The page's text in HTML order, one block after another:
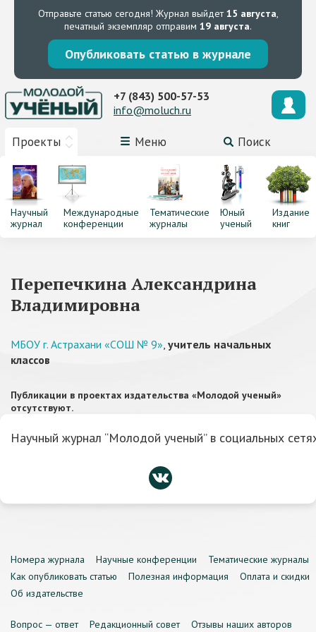
Отправьте статью сегодня! Журнал выйдет15 августа,
печатный экземпляр отправим 19 августа.
Опубликовать статью в журнале
Проекты Меню Поиск
+7 (843) 500-57-53
info@moluch.ru
Научный
журнал
Международные
конференции
Тематические
журналы
Юный
ученый
Издание
книг
Перепечкина Александрина
Владимировна
МБОУ г. Астрахани «СОШ № 9», учитель начальных
классов
Публикации в проектах издательства «Молодой ученый»
отсутствуют.
Научный журнал “Молодой ученый” в социальных
Номера журнала Научные конференции
Тематические журналы
Как опубликовать статью
Полезная информация
Оплата и скидки
Об издательстве
Вопрос — ответ Редакционный совет Отзывы наших авторов